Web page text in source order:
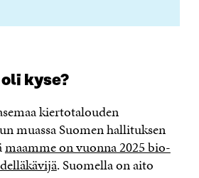
kyse?
kiertotalouden
muassa Suomen hallituksen
maamme on vuonna 2025 bio-
. Suomella on aito